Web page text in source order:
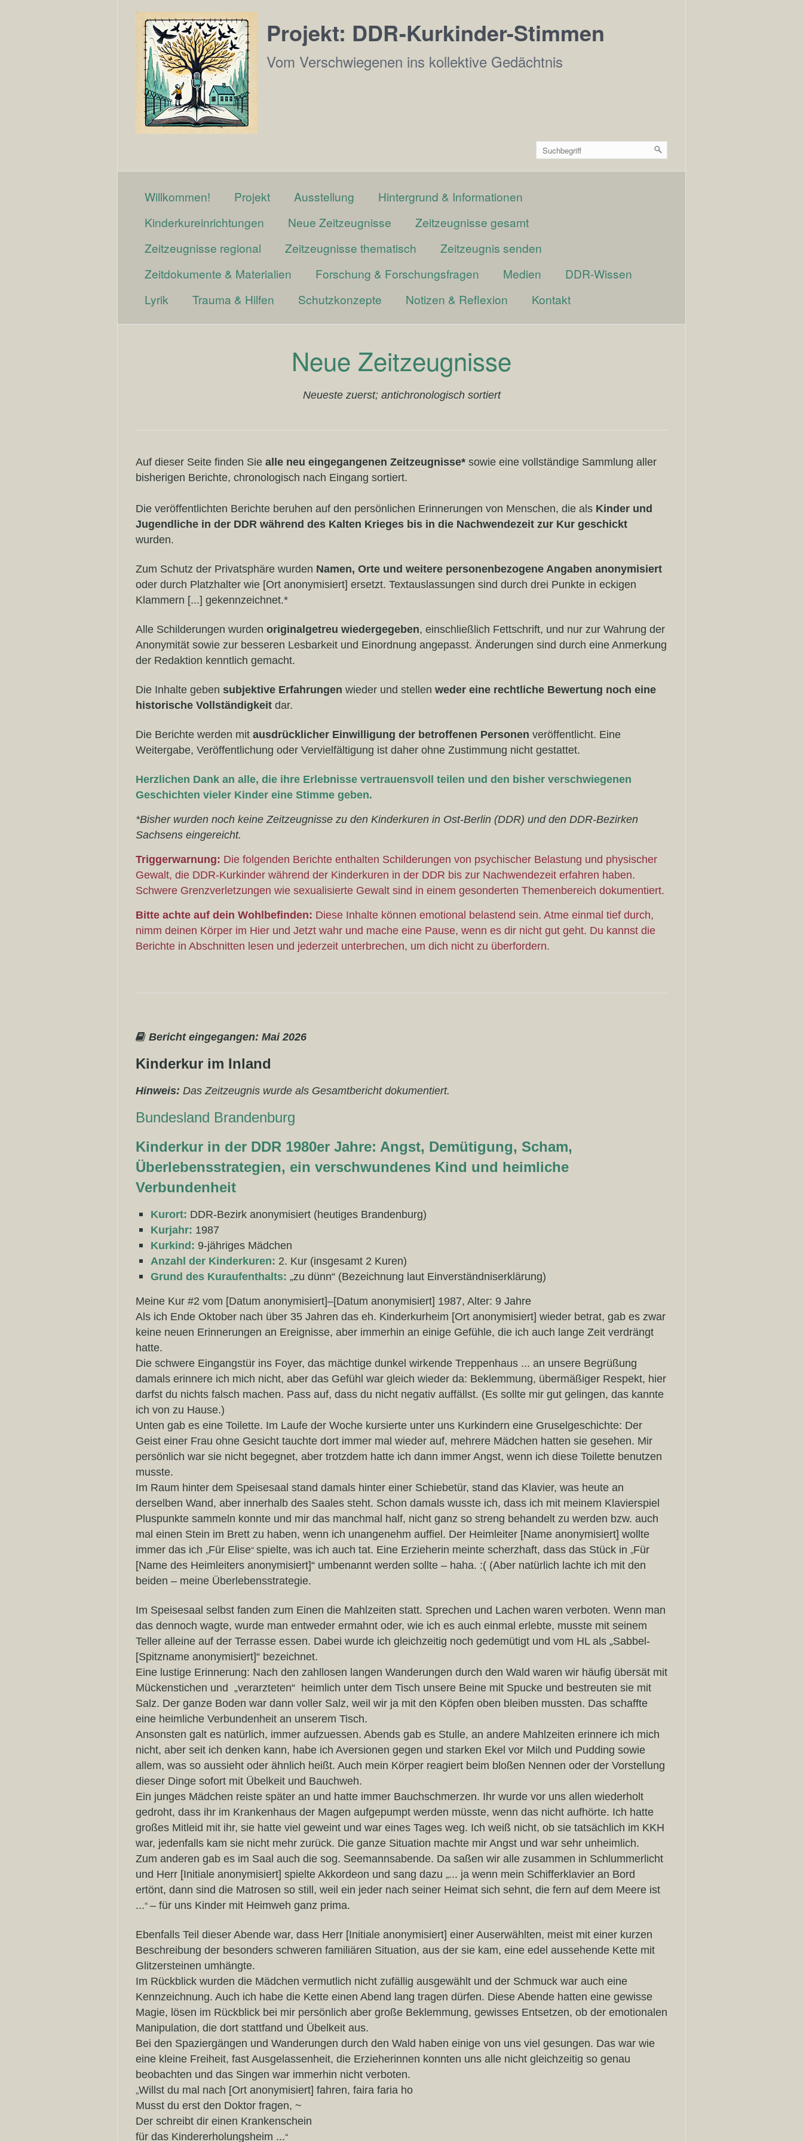
Projekt: DDR-Kurkinder-Stimmen
Vom Verschwiegenen ins kollektive Gedächtnis
Willkommen! Projekt Ausstellung
Hintergrund & Informationen
Kinderkureinrichtungen
Neue Zeitzeugnisse
Zeitzeugnisse gesamt
Zeitzeugnisse regional
Zeitzeugnisse thematisch
Zeitzeugnis senden
Zeitdokumente & Materialien
Forschung & Forschungsfragen Medien
DDR-Wissen
Lyrik
Trauma & Hilfen Schutzkonzepte Notizen & Reflexion Kontakt
Neue Zeitzeugnisse
Neueste zuerst; antichronologisch sortiert
Auf dieser Seite finden Sie alle neu eingegangenen Zeitzeugnisse* sowie eine vollständige Sammlung aller
bisherigen Berichte, chronologisch nach Eingang sortiert.
Die veröffentlichten Berichte beruhen auf den persönlichen Erinnerungen von Menschen, die als Kinder und
Jugendliche in der DDR während des Kalten Krieges bis in die Nachwendezeit zur Kur geschickt
wurden.
Zum Schutz der Privatsphäre wurden Namen, Orte und weitere personenbezogene Angaben anonymisiert
oder durch Platzhalter wie [Ort anonymisiert] ersetzt. Textauslassungen sind durch drei Punkte in eckigen
Klammern [...] gekennzeichnet.*
Alle Schilderungen wurden originalgetreu wiedergegeben, einschließlich Fettschrift, und nur zur Wahrung der
Anonymität sowie zur besseren Lesbarkeit und Einordnung angepasst. Änderungen sind durch eine Anmerkung
der Redaktion kenntlich gemacht.
Die Inhalte geben subjektive Erfahrungen wieder und stellen weder eine rechtliche Bewertung noch eine
historische Vollständigkeit dar.
Die Berichte werden mit ausdrücklicher Einwilligung der betroffenen Personen veröffentlicht. Eine
Weitergabe, Veröffentlichung oder Vervielfältigung ist daher ohne Zustimmung nicht gestattet.
Herzlichen Dank an alle, die ihre Erlebnisse vertrauensvoll teilen und den bisher verschwiegenen
Geschichten vieler Kinder eine Stimme geben.
*Bisher wurden noch keine Zeitzeugnisse zu den Kinderkuren in Ost-Berlin (DDR) und den DDR-Bezirken
Sachsens eingereicht.
Triggerwarnung: Die folgenden Berichte enthalten Schilderungen von psychischer Belastung und physischer
Gewalt, die DDR-Kurkinder während der Kinderkuren in der DDR bis zur Nachwendezeit erfahren haben.
Schwere Grenzverletzungen wie sexualisierte Gewalt sind in einem gesonderten Themenbereich dokumentiert.
Bitte achte auf dein Wohlbefinden: Diese Inhalte können emotional belastend sein. Atme einmal tief durch,
nimm deinen Körper im Hier und Jetzt wahr und mache eine Pause, wenn es dir nicht gut geht. Du kannst die
Berichte in Abschnitten lesen und jederzeit unterbrechen, um dich nicht zu überfordern.
Bericht eingegangen: Mai 2026
Kinderkur im Inland
Hinweis: Das Zeitzeugnis wurde als Gesamtbericht dokumentiert.
Bundesland Brandenburg
Kinderkur in der DDR 1980er Jahre: Angst, Demütigung, Scham,
Überlebensstrategien, ein verschwundenes Kind und heimliche
Verbundenheit
Kurort: DDR-Bezirk anonymisiert (heutiges Brandenburg)
Kurjahr: 1987
Kurkind: 9-jähriges Mädchen
Anzahl der Kinderkuren: 2. Kur (insgesamt 2 Kuren)
Grund des Kuraufenthalts: „zu dünn“ (Bezeichnung laut Einverständniserklärung)
Meine Kur #2 vom [Datum anonymisiert]–[Datum anonymisiert] 1987, Alter: 9 Jahre
Als ich Ende Oktober nach über 35 Jahren das eh. Kinderkurheim [Ort anonymisiert] wieder betrat, gab es zwar
keine neuen Erinnerungen an Ereignisse, aber immerhin an einige Gefühle, die ich auch lange Zeit verdrängt
hatte.
Die schwere Eingangstür ins Foyer, das mächtige dunkel wirkende Treppenhaus ... an unsere Begrüßung
damals erinnere ich mich nicht, aber das Gefühl war gleich wieder da: Beklemmung, übermäßiger Respekt, hier
darfst du nichts falsch machen. Pass auf, dass du nicht negativ auffällst. (Es sollte mir gut gelingen, das kannte
ich von zu Hause.)
Unten gab es eine Toilette. Im Laufe der Woche kursierte unter uns Kurkindern eine Gruselgeschichte: Der
Geist einer Frau ohne Gesicht tauchte dort immer mal wieder auf, mehrere Mädchen hatten sie gesehen. Mir
persönlich war sie nicht begegnet, aber trotzdem hatte ich dann immer Angst, wenn ich diese Toilette benutzen
musste.
Im Raum hinter dem Speisesaal stand damals hinter einer Schiebetür, stand das Klavier, was heute an
derselben Wand, aber innerhalb des Saales steht. Schon damals wusste ich, dass ich mit meinem Klavierspiel
Pluspunkte sammeln konnte und mir das manchmal half, nicht ganz so streng behandelt zu werden bzw. auch
mal einen Stein im Brett zu haben, wenn ich unangenehm auffiel. Der Heimleiter [Name anonymisiert] wollte
immer das ich „Für Elise“ spielte, was ich auch tat. Eine Erzieherin meinte scherzhaft, dass das Stück in „Für
[Name des Heimleiters anonymisiert]“ umbenannt werden sollte – haha. :( (Aber natürlich lachte ich mit den
beiden – meine Überlebensstrategie.
Im Speisesaal selbst fanden zum Einen die Mahlzeiten statt. Sprechen und Lachen waren verboten. Wenn man
das dennoch wagte, wurde man entweder ermahnt oder, wie ich es auch einmal erlebte, musste mit seinem
Teller alleine auf der Terrasse essen. Dabei wurde ich gleichzeitig noch gedemütigt und vom HL als „Sabbel-
[Spitzname anonymisiert]“ bezeichnet.
Eine lustige Erinnerung: Nach den zahllosen langen Wanderungen durch den Wald waren wir häufig übersät mit
Mückenstichen und „verarzteten“ heimlich unter dem Tisch unsere Beine mit Spucke und bestreuten sie mit
Salz. Der ganze Boden war dann voller Salz, weil wir ja mit den Köpfen oben bleiben mussten. Das schaffte
eine heimliche Verbundenheit an unserem Tisch.
Ansonsten galt es natürlich, immer aufzuessen. Abends gab es Stulle, an andere Mahlzeiten erinnere ich mich
nicht, aber seit ich denken kann, habe ich Aversionen gegen und starken Ekel vor Milch und Pudding sowie
allem, was so aussieht oder ähnlich heißt. Auch mein Körper reagiert beim bloßen Nennen oder der Vorstellung
dieser Dinge sofort mit Übelkeit und Bauchweh.
Ein junges Mädchen reiste später an und hatte immer Bauchschmerzen. Ihr wurde vor uns allen wiederholt
gedroht, dass ihr im Krankenhaus der Magen aufgepumpt werden müsste, wenn das nicht aufhörte. Ich hatte
großes Mitleid mit ihr, sie hatte viel geweint und war eines Tages weg. Ich weiß nicht, ob sie tatsächlich im KKH
war, jedenfalls kam sie nicht mehr zurück. Die ganze Situation machte mir Angst und war sehr unheimlich.
Zum anderen gab es im Saal auch die sog. Seemannsabende. Da saßen wir alle zusammen in Schlummerlicht
und Herr [Initiale anonymisiert] spielte Akkordeon und sang dazu „... ja wenn mein Schifferklavier an Bord
ertönt, dann sind die Matrosen so still, weil ein jeder nach seiner Heimat sich sehnt, die fern auf dem Meere ist
...“ – für uns Kinder mit Heimweh ganz prima.
Ebenfalls Teil dieser Abende war, dass Herr [Initiale anonymisiert] einer Auserwählten, meist mit einer kurzen
Beschreibung der besonders schweren familiären Situation, aus der sie kam, eine edel aussehende Kette mit
Glitzersteinen umhängte.
Im Rückblick wurden die Mädchen vermutlich nicht zufällig ausgewählt und der Schmuck war auch eine
Kennzeichnung. Auch ich habe die Kette einen Abend lang tragen dürfen. Diese Abende hatten eine gewisse
Magie, lösen im Rückblick bei mir persönlich aber große Beklemmung, gewisses Entsetzen, ob der emotionalen
Manipulation, die dort stattfand und Übelkeit aus.
Bei den Spaziergängen und Wanderungen durch den Wald haben einige von uns viel gesungen. Das war wie
eine kleine Freiheit, fast Ausgelassenheit, die Erzieherinnen konnten uns alle nicht gleichzeitig so genau
beobachten und das Singen war immerhin nicht verboten.
„Willst du mal nach [Ort anonymisiert] fahren, faira faria ho
Musst du erst den Doktor fragen, ~
Der schreibt dir einen Krankenschein
für das Kindererholungsheim ...“